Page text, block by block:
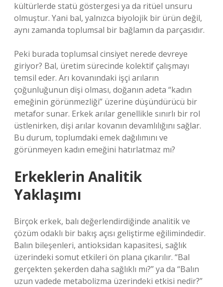
kültürlerde statü göstergesi ya da ritüel unsuru
olmuştur. Yani bal, yalnızca biyolojik bir ürün değil,
aynı zamanda toplumsal bir bağlamın da parçasıdır.
Peki burada toplumsal cinsiyet nerede devreye
giriyor? Bal, üretim sürecinde kolektif çalışmayı
temsil eder. Arı kovanındaki işçi arıların
çoğunluğunun dişi olması, doğanın adeta “kadın
emeğinin görünmezliği” üzerine düşündürücü bir
metafor sunar. Erkek arılar genellikle sınırlı bir rol
üstlenirken, dişi arılar kovanın devamlılığını sağlar.
Bu durum, toplumdaki emek dağılımını ve
görünmeyen kadın emeğini hatırlatmaz mı?
Erkeklerin Analitik
Yaklaşımı
Birçok erkek, balı değerlendirdiğinde analitik ve
çözüm odaklı bir bakış açısı geliştirme eğilimindedir.
Balın bileşenleri, antioksidan kapasitesi, sağlık
üzerindeki somut etkileri ön plana çıkarılır. “Bal
gerçekten şekerden daha sağlıklı mı?” ya da “Balın
uzun vadede metabolizma üzerindeki etkisi nedir?”